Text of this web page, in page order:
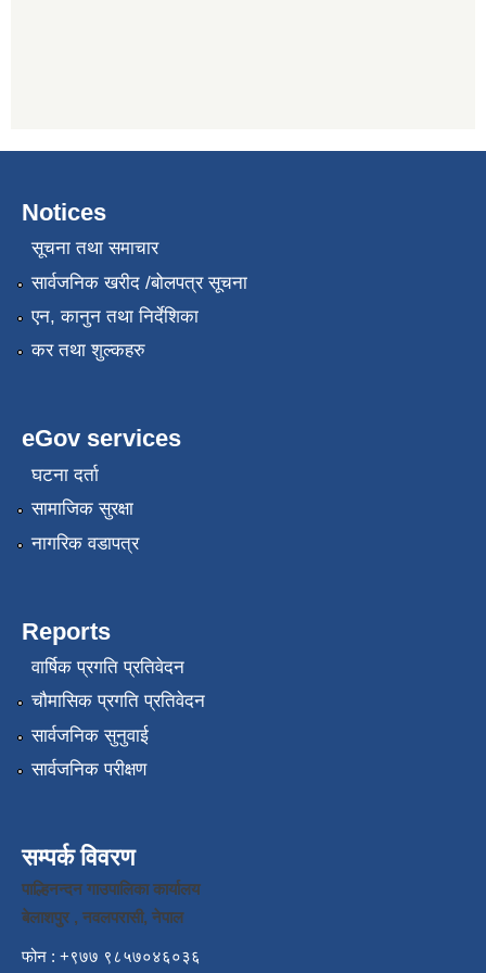
Notices
सूचना तथा समाचार
सार्वजनिक खरीद /बोलपत्र सूचना
एन, कानुन तथा निर्देशिका
कर तथा शुल्कहरु
eGov services
घटना दर्ता
सामाजिक सुरक्षा
नागरिक वडापत्र
Reports
वार्षिक प्रगति प्रतिवेदन
चौमासिक प्रगति प्रतिवेदन
सार्वजनिक सुनुवाई
सार्वजनिक परीक्षण
सम्पर्क विवरण
पाल्हिनन्दन गाउपालिका कार्यालय
बेलाशपुर , नवलपरासी, नेपाल
फोन : +९७७ ९८५७०४६०३६